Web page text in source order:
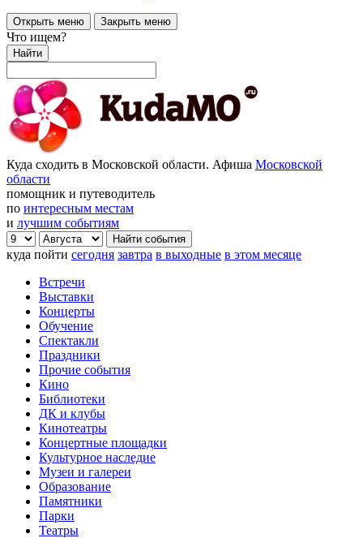
Открыть меню Закрыть меню
Что ищем?
Найти
Куда сходить в Московской области. Афиша Московской
области
помощник и путеводитель
по интересным местам
и лучшим событиям
куда пойти сегодня завтра в выходные в этом месяце
Встречи
Выставки
Концерты
Обучение
Спектакли
Праздники
Прочие события
Кино
Библиотеки
ДК и клубы
Кинотеатры
Концертные площадки
Культурное наследие
Музеи и галереи
Образование
Памятники
Парки
Театры